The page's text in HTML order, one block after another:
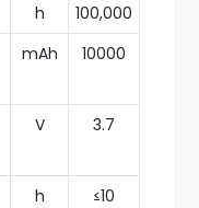
h
100,000
mAh 10000
V 3.7
h ≤10